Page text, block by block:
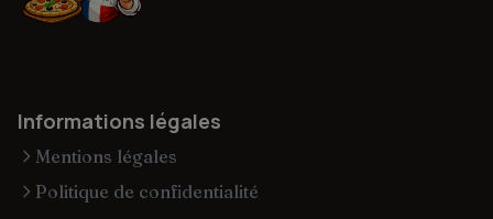
Informations légales
Mentions légales
Politique de confidentialité